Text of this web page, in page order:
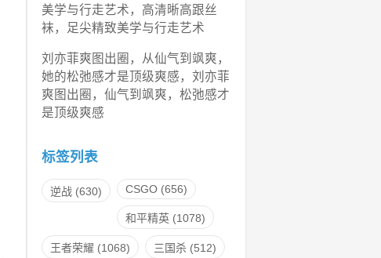
美学与行走艺术，高清晰高跟丝
袜，足尖精致美学与行走艺术
刘亦菲爽图出圈，从仙气到飒爽，
她的松弛感才是顶级爽感，刘亦菲
爽图出圈，仙气到飒爽，松弛感才
是顶级爽感
标签列表
逆战 (630) CSGO (656)
和平精英 (1078)
王者荣耀 (1068) 三国杀 (512)